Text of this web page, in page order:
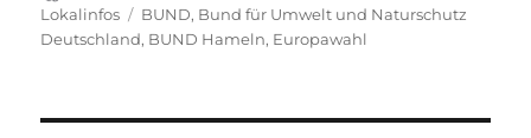
am
Lokalinfos
Schlagwörter
BUND, Bund für Umwelt und Naturschutz
Deutschland, BUND Hameln, Europawahl